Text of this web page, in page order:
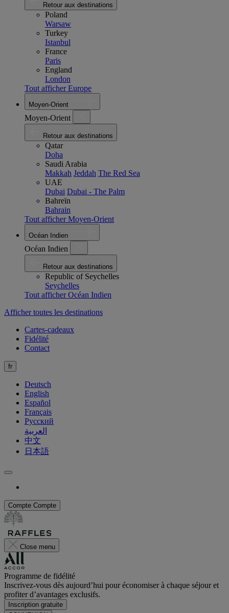
Retour aux destinations
Poland
Warsaw
Turkey
Istanbul
France
Paris
England
London
Tout afficher Europe
Moyen-Orient
Moyen-Orient
Retour aux destinations
Qatar
Doha
Saudi Arabia
Makkah Jeddah The Red Sea
UAE
Dubai Dubai - The Palm
Bahreïn
Bahrain
Tout afficher Moyen-Orient
Océan Indien
Océan Indien
Retour aux destinations
Republic of Seychelles
Seychelles
Tout afficher Océan Indien
Afficher toutes les destinations
Cartes-cadeaux
Fidélité
Contact
fr
Deutsch
English
Español
Français
Русский
العربية
中文
日本語
Compte Compte
Close menu
Programme de fidélité
Inscrivez-vous dès aujourd’hui pour économiser à chaque séjour et
profiter d’avantages exclusifs.
Inscription gratuite